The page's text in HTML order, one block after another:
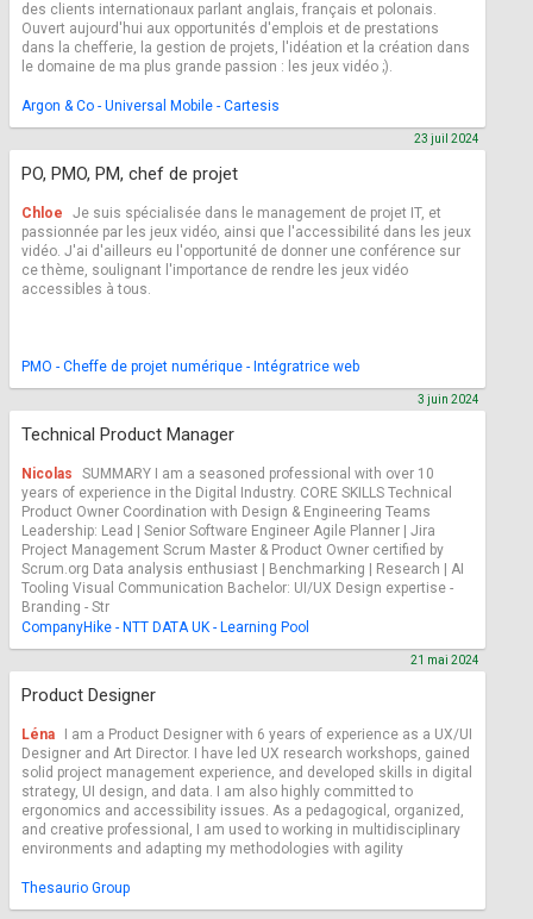
des clients internationaux parlant anglais, français et polonais.
Ouvert aujourd'hui aux opportunités d'emplois et de prestations
dans la chefferie, la gestion de projets, l'idéation et la création dans
le domaine de ma plus grande passion : les jeux vidéo ;).
Argon & Co - Universal Mobile - Cartesis
PO, PMO, PM, chef de projet
23 juil 2024
Chloe
Je suis spécialisée dans le management de projet IT, et
passionnée par les jeux vidéo, ainsi que l'accessibilité dans les jeux
vidéo. J'ai d'ailleurs eu l'opportunité de donner une conférence sur
ce thème, soulignant l'importance de rendre les jeux vidéo
accessibles à tous.
PMO - Cheffe de projet numérique - Intégratrice web
Technical Product Manager
3 juin 2024
Nicolas
SUMMARY I am a seasoned professional with over 10
years of experience in the Digital Industry. CORE SKILLS Technical
Product Owner Coordination with Design & Engineering Teams
Leadership: Lead | Senior Software Engineer Agile Planner | Jira
Project Management Scrum Master & Product Owner certified by
Scrum.org Data analysis enthusiast | Benchmarking | Research | AI
Tooling Visual Communication Bachelor: UI/UX Design expertise -
Branding - Str
CompanyHike - NTT DATA UK - Learning Pool
Product Designer
21 mai 2024
Léna
I am a Product Designer with 6 years of experience as a UX/UI
Designer and Art Director. I have led UX research workshops, gained
solid project management experience, and developed skills in digital
strategy, UI design, and data. I am also highly committed to
ergonomics and accessibility issues. As a pedagogical, organized,
and creative professional, I am used to working in multidisciplinary
environments and adapting my methodologies with agility
Thesaurio Group